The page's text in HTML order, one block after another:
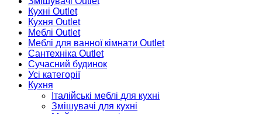
Кухні Outlet
Кухня Outlet
Меблі Outlet
Меблі для ванної кімнати Outlet
Сантехніка Outlet
Сучасний будинок
Усі категорії
Кухня
Італійські меблі для кухні
Змішувачі для кухні